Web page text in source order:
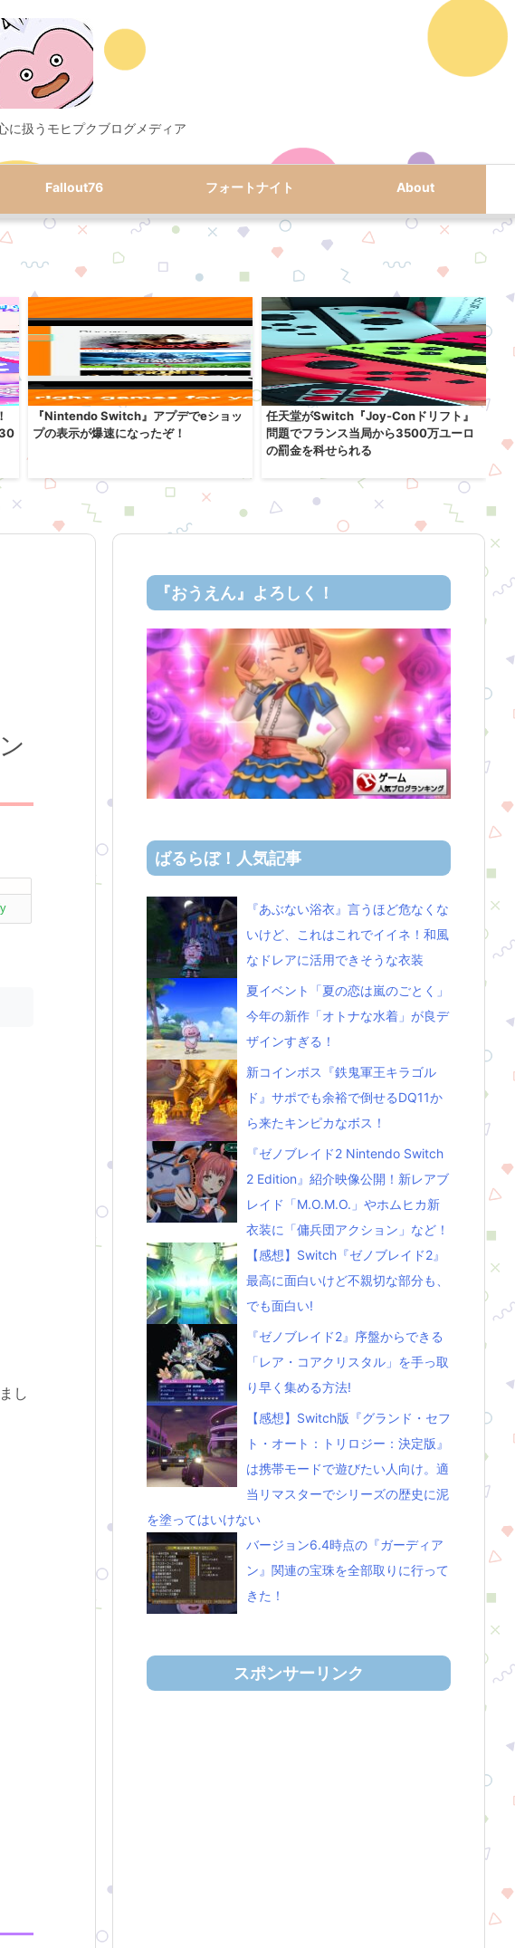
に扱うモヒプクブログメディア
Fallout76 フォートナイト About
『Nintendo Switch』アプデでeショッ
プの表示が爆速になったぞ！
任天堂がSwitch『Joy-Conドリフト』
問題でフランス当局から3500万ユーロ
の罰金を科せられる
し
『おうえん』よろしく！
ばるらぼ！人気記事
『あぶない浴衣』言うほど危なくな
いけど、これはこれでイイネ！和風
なドレアに活用できそうな衣装
夏イベント「夏の恋は嵐のごとく」
今年の新作「オトナな水着」が良デ
ザインすぎる！
新コインボス『鉄鬼軍王キラゴル
ド』サポでも余裕で倒せるDQ11か
ら来たキンピカなボス！
『ゼノブレイド2 Nintendo Switch
2 Edition』紹介映像公開！新レアブ
レイド「M.O.M.O.」やホムヒカ新
衣装に「傭兵団アクション」など！
【感想】Switch『ゼノブレイド2』
最高に面白いけど不親切な部分も、
でも面白い!
『ゼノブレイド2』序盤からできる
「レア・コアクリスタル」を手っ取
り早く集める方法!
【感想】Switch版『グランド・セフ
ト・オート：トリロジー：決定版』
は携帯モードで遊びたい人向け。適
当リマスターでシリーズの歴史に泥
を塗ってはいけない
バージョン6.4時点の『ガーディア
ン』関連の宝珠を全部取りに行って
きた！
スポンサーリンク